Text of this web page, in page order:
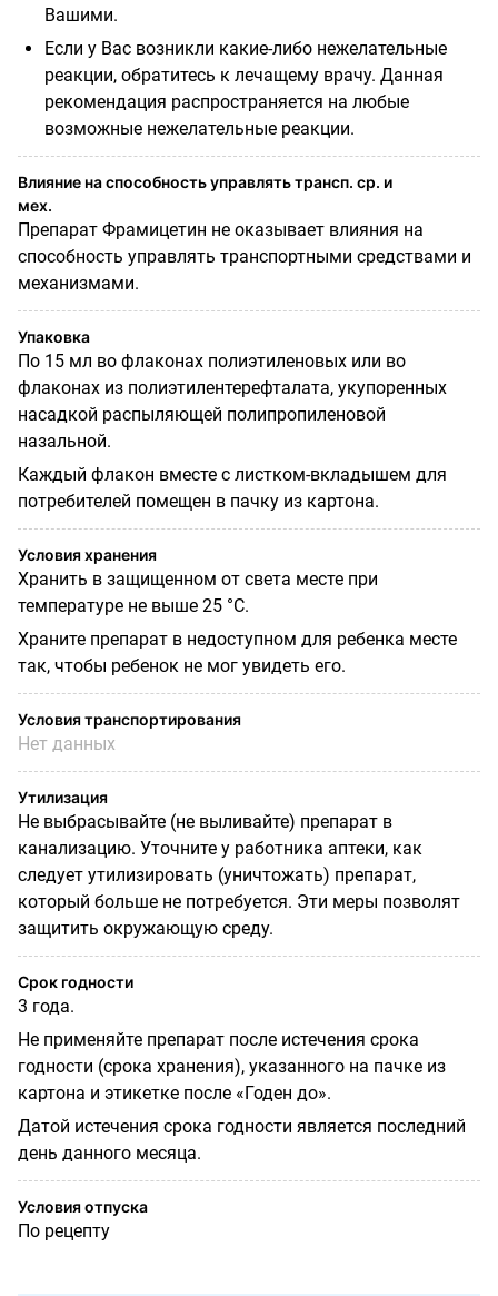
Вашими.
Если у Вас возникли какие-либо нежелательные
реакции, обратитесь к лечащему врачу. Данная
рекомендация распространяется на любые
возможные нежелательные реакции.
Влияние на способность управлять трансп. ср. и
мех.
Препарат Фрамицетин не оказывает влияния на
способность управлять транспортными средствами и
механизмами.
Упаковка
По 15 мл во флаконах полиэтиленовых или во
флаконах из полиэтилентерефталата, укупоренных
насадкой распыляющей полипропиленовой
назальной.
Каждый флакон вместе с листком-вкладышем для
потребителей помещен в пачку из картона.
Условия хранения
Хранить в защищенном от света месте при
температуре не выше 25 °С.
Храните препарат в недоступном для ребенка месте
так, чтобы ребенок не мог увидеть его.
Условия транспортирования
Нет данных
Утилизация
Не выбрасывайте (не выливайте) препарат в
канализацию. Уточните у работника аптеки, как
следует утилизировать (уничтожать) препарат,
который больше не потребуется. Эти меры позволят
защитить окружающую среду.
Срок годности
3 года.
Не применяйте препарат после истечения срока
годности (срока хранения), указанного на пачке из
картона и этикетке после «Годен до».
Датой истечения срока годности является последний
день данного месяца.
Условия отпуска
По рецепту